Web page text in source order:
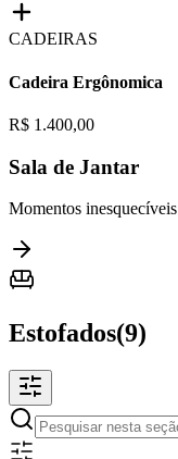
CADEIRAS
Cadeira Ergônomica
R$ 1.400,00
Sala de Jantar
Momentos inesquecíveis
Estofados(9)